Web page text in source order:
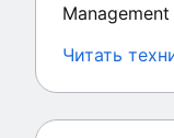
Читать